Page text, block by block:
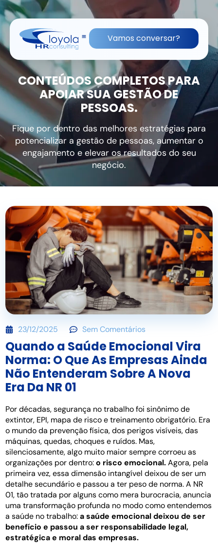
(11) 91836-0813 contato@lhrc.com.br
Vamos conversar?
CONTEÚDOS COMPLETOS PARA
APOIAR SUA GESTÃO DE
PESSOAS.
Fique por dentro das melhores estratégias para
potencializar a gestão de pessoas, aumentar o
engajamento e elevar os resultados do seu
negócio.
23/12/2025 Sem Comentários
Quando a Saúde Emocional Vira
Norma: O Que As Empresas Ainda
Não Entenderam Sobre A Nova
Era Da NR 01
Por décadas, segurança no trabalho foi sinônimo de
extintor, EPI, mapa de risco e treinamento obrigatório. Era
o mundo da prevenção física, dos perigos visíveis, das
máquinas, quedas, choques e ruídos. Mas,
silenciosamente, algo muito maior sempre corroeu as
organizações por dentro:o risco emocional.Agora, pela
primeira vez, essa dimensão intangível deixou de ser um
detalhe secundário e passou a ter peso de norma. A NR
01, tão tratada por alguns como mera burocracia, anuncia
uma transformação profunda no modo como entendemos
a saúde no trabalho:a saúde emocional deixou de ser
benefício e passou a ser responsabilidade legal,
estratégica e moral das empresas.